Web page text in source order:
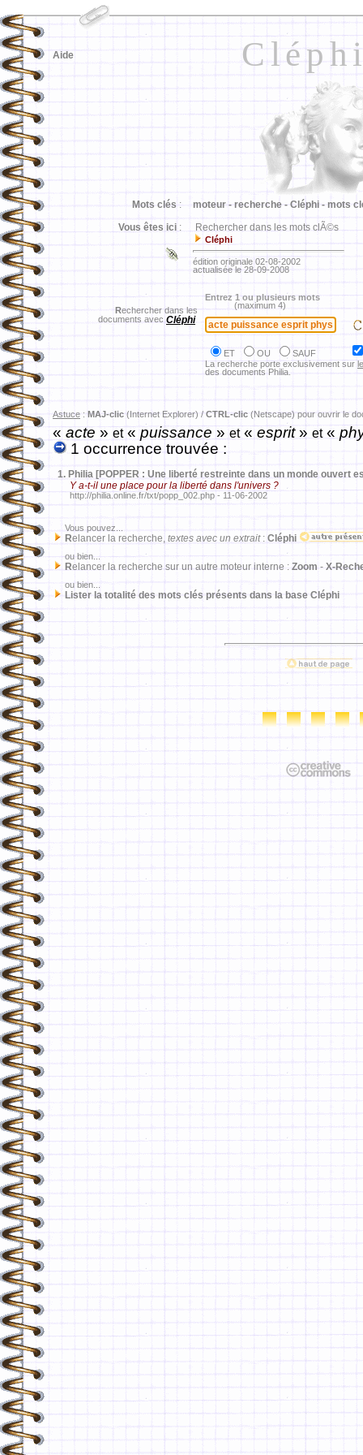
Aide
Mots clés : moteur - recherche - Cléphi - mots
Vous êtes ici : Rechercher dans les mots clÃ©s
Cléphi
édition originale 02-08-2002
actualisée le 28-09-2008
Rechercher dans les
documents avec Cléphi
Entrez 1 ou plusieurs mots
(maximum 4)
ET OU
SAUF
La recherche porte exclusivement sur
des documents Philia.
Astuce : MAJ-clic (Internet Explorer) / CTRL-clic (Netscape) pour ouvrir le
«acte »et« puissance » et« esprit» et«
1 occurrence trouvée :
1. Philia [POPPER : Une liberté restreinte dans un monde ouvert
Y a-t-il une place pour la liberté dans l'univers ?
http://philia.online.fr/txt/popp_002.php - 11-06-2002
Vous pouvez...
Relancer la recherche, textes avec un extrait: Cléphi
ou bien...
Relancer la recherche sur un autre moteur interne : Zoom - X-
ou bien...
Lister la totalité des mots clés présents dans la base Cléphi